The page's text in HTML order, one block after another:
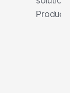
Products